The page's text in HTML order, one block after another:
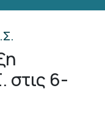
στις 6-